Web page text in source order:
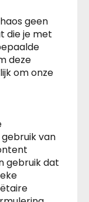
geen
die je met
deze
om onze
van
gebruik dat